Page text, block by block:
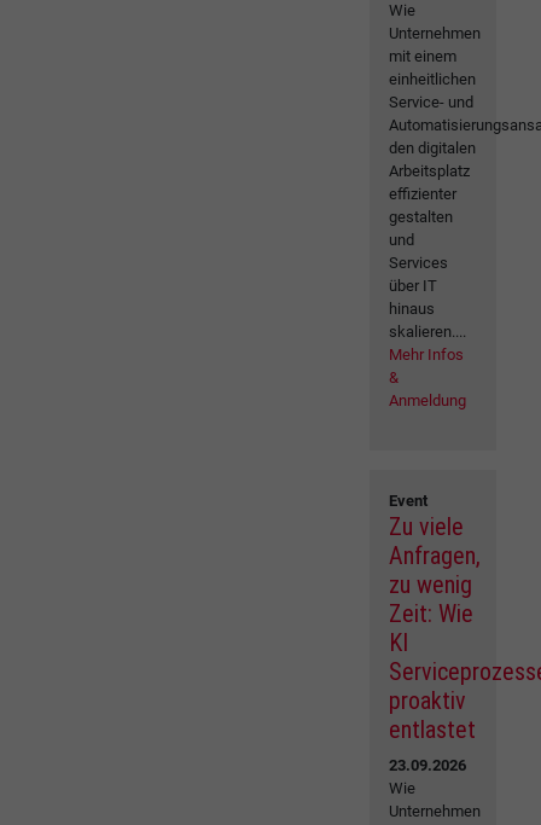
Wie
Unternehmen
mit einem
einheitlichen
Service- und
den digitalen
Arbeitsplatz
effizienter
gestalten
und
Services
über IT
hinaus
skalieren....
Mehr Infos
&
Anmeldung
Event
Zu viele
Anfragen,
zu wenig
Zeit: Wie
KI
proaktiv
entlastet
23.09.2026
Wie
Unternehmen